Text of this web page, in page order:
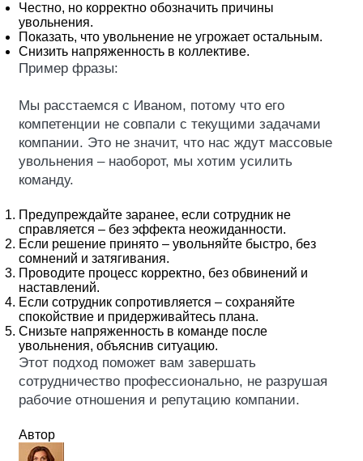
Честно, но корректно обозначить причины
увольнения.
Показать, что увольнение не угрожает остальным.
Снизить напряженность в коллективе.
Пример фразы:
Мы расстаемся с Иваном, потому что его
компетенции не совпали с текущими задачами
компании. Это не значит, что нас ждут массовые
увольнения – наоборот, мы хотим усилить
команду.
Предупреждайте заранее, если сотрудник не
справляется – без эффекта неожиданности.
Если решение принято – увольняйте быстро, без
сомнений и затягивания.
Проводите процесс корректно, без обвинений и
наставлений.
Если сотрудник сопротивляется – сохраняйте
спокойствие и придерживайтесь плана.
Снизьте напряженность в команде после
увольнения, объяснив ситуацию.
Этот подход поможет вам завершать
сотрудничество профессионально, не разрушая
рабочие отношения и репутацию компании.
Автор